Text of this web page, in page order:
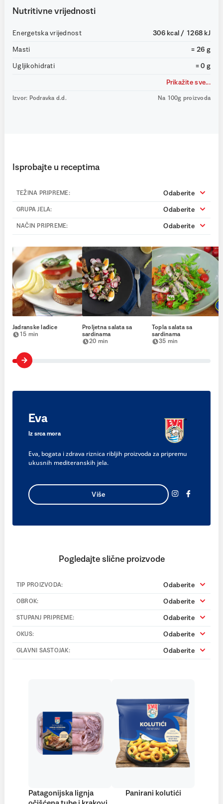
Nutritivne vrijednosti
Energetska vrijednost 306 kcal / 1268 kJ
Masti = 26 g
Ugljikohidrati = 0 g
Prikažite sve...
Izvor: Podravka d.d. Na 100g proizvoda
Isprobajte u receptima
TEŽINA PRIPREME: Odaberite
GRUPA JELA: Odaberite
NAČIN PRIPREME: Odaberite
Jadranske lađice
15 min
Proljetna salata sa
sardinama
20 min
Topla salata sa
sardinama
35 min
Eva
Iz srca mora
Eva, bogata i zdrava riznica ribljih proizvoda za pripremu
ukusnih mediteranskih jela.
Više
Pogledajte slične proizvode
TIP PROIZVODA: Odaberite
OBROK: Odaberite
STUPANJ PRIPREME: Odaberite
OKUS: Odaberite
GLAVNI SASTOJAK: Odaberite
Patagonijska lignja
Panirani kolutići